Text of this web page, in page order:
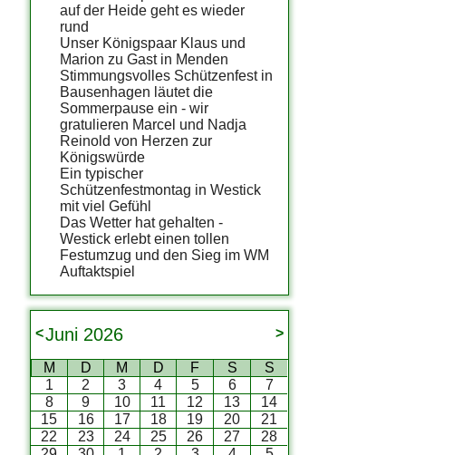
auf der Heide geht es wieder
rund
Unser Königspaar Klaus und
Marion zu Gast in Menden
Stimmungsvolles Schützenfest in
Bausenhagen läutet die
Sommerpause ein - wir
gratulieren Marcel und Nadja
Reinold von Herzen zur
Königswürde
Ein typischer
Schützenfestmontag in Westick
mit viel Gefühl
Das Wetter hat gehalten -
Westick erlebt einen tollen
Festumzug und den Sieg im WM
Auftaktspiel
Juni 2026
< >
M D M D F S
S
1
2 3 4 5 6
7
8
9 10 11 12 13
14
15
16 17 18 19 20
21
22
23 24 25 26 27
28